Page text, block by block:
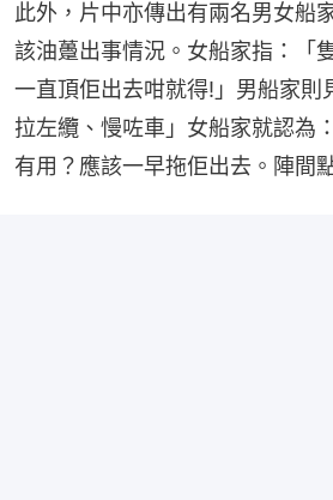
此外，片中亦傳出有兩名男女船
該油躉出事情況。女船家指：「
一直頂佢出去咁就得!」男船家則
拉左纜、慢咗車」女船家就認為
有用？應該一早拖佢出去。陣間